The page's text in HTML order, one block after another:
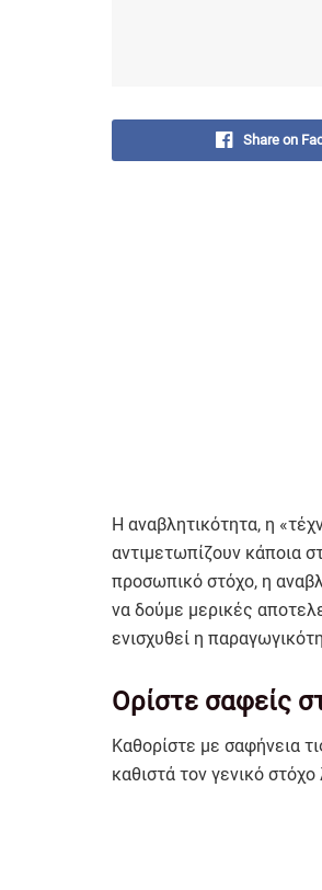
Share on
Η αναβλητικότητα, η
αντιμετωπίζουν κάποια
προσωπικό στόχο, η
να δούμε μερικές
ενισχυθεί η
Ορίστε σαφείς
Καθορίστε με σαφήνεια
καθιστά τον γενικό στόχο